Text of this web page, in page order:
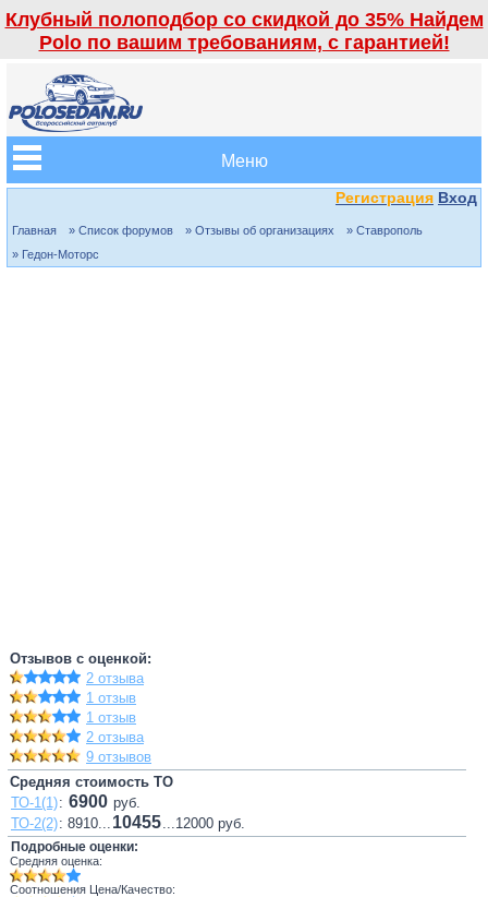
Клубный полоподбор со скидкой до 35% Найдем
Polo по вашим требованиям, с гарантией!
Меню
Регистрация Вход
Главная » Список форумов » Отзывы об организациях
» Ставрополь
» Гедон-Моторс
Отзывов с оценкой:
2 отзыва
1 отзыв
1 отзыв
2 отзыва
9 отзывов
Средняя стоимость ТО
ТО-1(1): 6900 руб.
ТО-2(2): 8910... 10455...12000 руб.
Подробные оценки:
Средняя оценка:
Соотношения Цена/Качество: